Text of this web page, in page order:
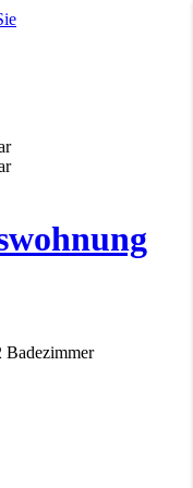
Badezimmer